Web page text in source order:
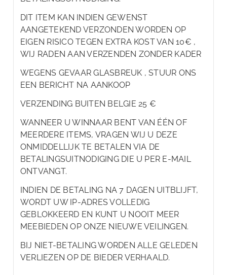
DIT ITEM KAN INDIEN GEWENST
AANGETEKEND VERZONDEN WORDEN OP
EIGEN RISICO TEGEN EXTRA KOST VAN 10€ ,
WIJ RADEN AAN VERZENDEN ZONDER KADER
WEGENS GEVAAR GLASBREUK , STUUR ONS
EEN BERICHT NA AANKOOP
VERZENDING BUITEN BELGIE 25 €
WANNEER U WINNAAR BENT VAN ÉÉN OF
MEERDERE ITEMS, VRAGEN WIJ U DEZE
ONMIDDELLIJK TE BETALEN VIA DE
BETALINGSUITNODIGING DIE U PER E-MAIL
ONTVANGT.
INDIEN DE BETALING NA 7 DAGEN UITBLIJFT,
WORDT UW IP-ADRES VOLLEDIG
GEBLOKKEERD EN KUNT U NOOIT MEER
MEEBIEDEN OP ONZE NIEUWE VEILINGEN.
BIJ NIET-BETALING WORDEN ALLE GELEDEN
VERLIEZEN OP DE BIEDER VERHAALD.